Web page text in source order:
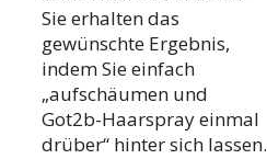
Sie erhalten das
gewünschte Ergebnis,
indem Sie einfach
„aufschäumen und
Got2b-Haarspray einmal
drüber“ hinter sich lassen.